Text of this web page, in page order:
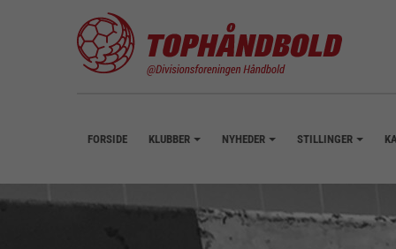
FORSIDE KLUBBER NYHEDER STILLINGER